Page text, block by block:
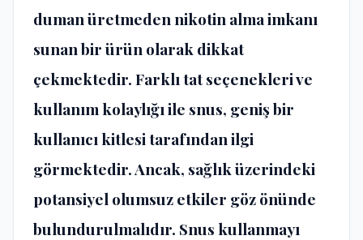
duman üretmeden nikotin alma imkanı
sunan bir ürün olarak dikkat
çekmektedir. Farklı tat seçenekleri ve
kullanım kolaylığı ile snus, geniş bir
kullanıcı kitlesi tarafından ilgi
görmektedir. Ancak, sağlık üzerindeki
potansiyel olumsuz etkiler göz önünde
bulundurulmalıdır. Snus kullanmayı